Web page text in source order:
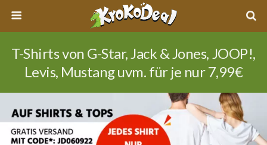
T-Shirts von G-Star, Jack & Jones, JOOP!,
Levis, Mustang uvm. für je nur 7,99€